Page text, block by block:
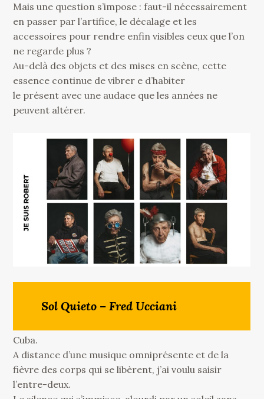
Mais une question s’impose : faut-il nécessairement
en passer par l’artifice, le décalage et les
accessoires pour rendre enfin visibles ceux que l’on
ne regarde plus ?
Au-delà des objets et des mises en scène, cette
essence continue de vibrer e d’habiter
le présent avec une audace que les années ne
peuvent altérer.
Sol Quieto – Fred Ucciani
Cuba.
A distance d’une musique omniprésente et de la
fièvre des corps qui se libèrent, j’ai voulu saisir
l’entre-deux.